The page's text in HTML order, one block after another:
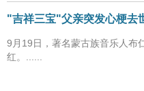
"吉祥三宝"父亲突发心梗去
9月19日，著名蒙古族音乐人布
红。......